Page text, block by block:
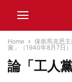
Home 保衛馬克思
黨」（1940年8月7日）
論「工人